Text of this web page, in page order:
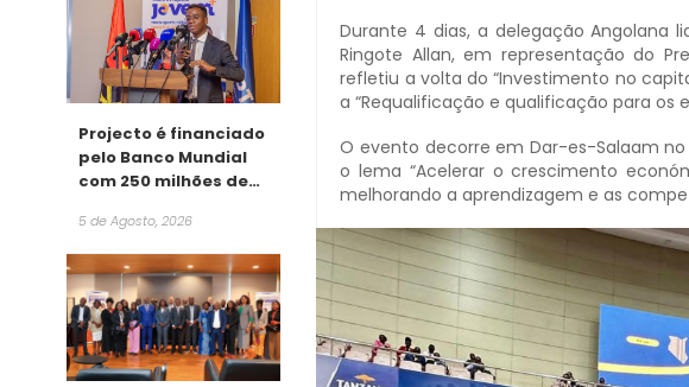
Projecto é financiado
pelo Banco Mundial
com 250 milhões de
5 de Agosto, 2026
Durante 4 dias, a delegação Angolana
Ringote Allan, em representação do
refletiu a volta do “Investimento no
a “Requalificação e qualificação para os
O evento decorre em Dar-es-Salaam
o lema “Acelerar o crescimento
melhorando a aprendizagem e as